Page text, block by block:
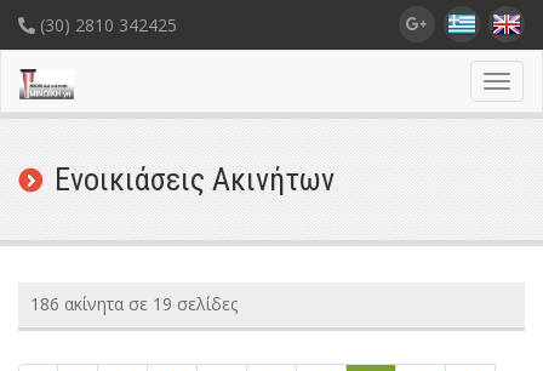
(30) 2810 342425
Ενοικιάσεις Ακινήτων
186 ακίνητα σε 19 σελίδες